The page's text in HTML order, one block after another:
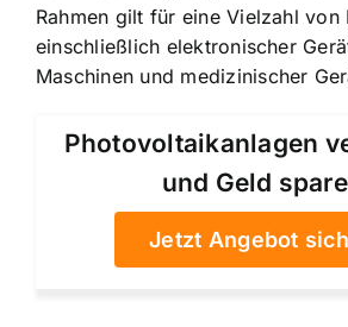
Rahmen gilt für eine Vielzahl von
einschließlich elektronischer
Maschinen und medizinischer
Photovoltaikanlagen
und Geld
Jetzt Angebot